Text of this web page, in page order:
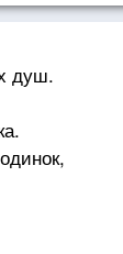
душ.